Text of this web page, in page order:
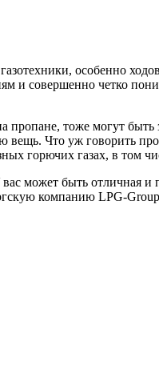
особенно
совершенно четко
пропане, тоже могут
Что уж говорить
горючих газах, в том
может быть отличная и
компанию LPG-